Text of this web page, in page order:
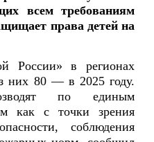
всем требованиям
права детей на
России» в регионах
них 80 — в 2025 году.
по единым
как с точки зрения
соблюдения